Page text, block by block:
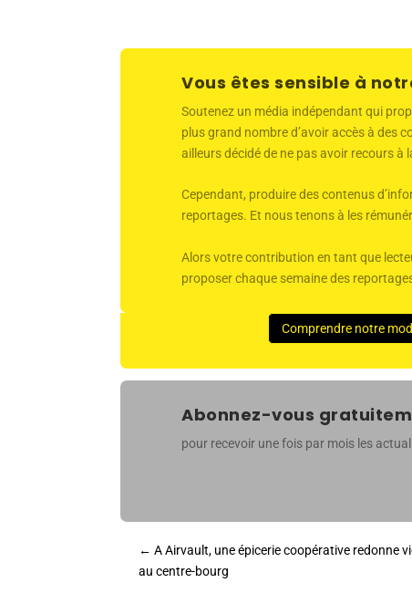
Vous êtes sensible à
Soutenez un média indépendant qui
plus grand nombre d’avoir accès à des
ailleurs décidé de ne pas avoir recours à
Cependant, produire des contenus
reportages. Et nous tenons à les
Alors votre contribution en tant que
proposer chaque semaine des
Comprendre notre
Abonnez-vous
pour recevoir une fois par mois les
← A Airvault, une épicerie coopérative redonne
au centre-bourg